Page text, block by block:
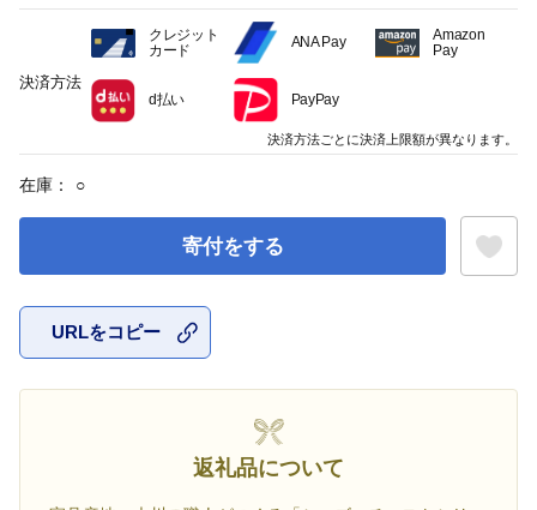
在庫： ○
寄付をする
URLをコピー
返礼品について
決済方法
クレジット
カード
ANA Pay
Amazon
Pay
d払い PayPay
決済方法ごとに決済上限額が異なります。